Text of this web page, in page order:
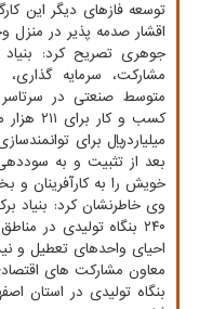
توسعه فازهای دیگر این
اقشار صدمه پذیر در
جوهری تصریح کرد:
متوسط صنعتی در
خویش را به کارآفرینان
وی خاطرنشان کرد: بنیاد
۲۴۰ بنگاه تولیدی در
احیای واحدهای تعطیل و
بنگاه تولیدی در استان